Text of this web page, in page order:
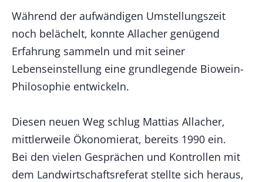
Während der aufwändigen Umstellungszeit
noch belächelt, konnte Allacher genügend
Erfahrung sammeln und mit seiner
Lebenseinstellung eine grundlegende Biowein-
Philosophie entwickeln.
Diesen neuen Weg schlug Mattias Allacher,
mittlerweile Ökonomierat, bereits 1990 ein.
Bei den vielen Gesprächen und Kontrollen mit
dem Landwirtschaftsreferat stellte sich heraus,